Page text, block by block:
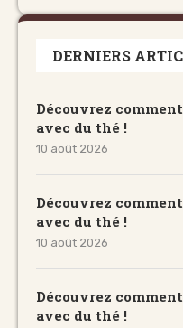
DERNIERS
Découvrez
avec du thé !
10 août 2026
Découvrez
avec du thé !
10 août 2026
Découvrez
avec du thé !